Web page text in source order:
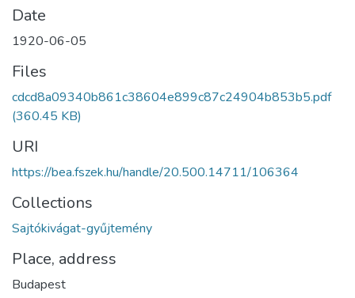
Date
1920-06-05
Files
cdcd8a09340b861c38604e899c87c24904b853b5.pdf
(360.45 KB)
URI
https://bea.fszek.hu/handle/20.500.14711/106364
Collections
Sajtókivágat-gyűjtemény
Place, address
Budapest